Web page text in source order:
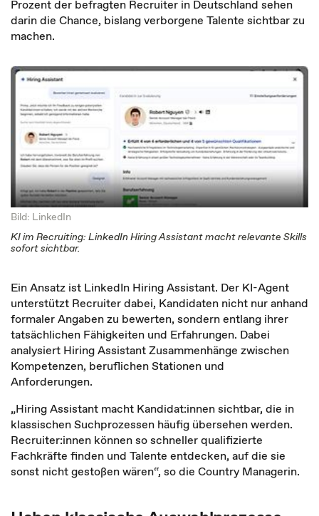
Prozent der befragten Recruiter in Deutschland sehen
darin die Chance, bislang verborgene Talente sichtbar zu
machen.
Bild: LinkedIn
KI im Recruiting: LinkedIn Hiring Assistant macht relevante Skills
sofort sichtbar.
Ein Ansatz ist LinkedIn Hiring Assistant. Der KI-Agent
unterstützt Recruiter dabei, Kandidaten nicht nur anhand
formaler Angaben zu bewerten, sondern entlang ihrer
tatsächlichen Fähigkeiten und Erfahrungen. Dabei
analysiert Hiring Assistant Zusammenhänge zwischen
Kompetenzen, beruflichen Stationen und
Anforderungen.
„Hiring Assistant macht Kandidat:innen sichtbar, die in
klassischen Suchprozessen häufig übersehen werden.
Recruiter:innen können so schneller qualifizierte
Fachkräfte finden und Talente entdecken, auf die sie
sonst nicht gestoßen wären“, so die Country Managerin.